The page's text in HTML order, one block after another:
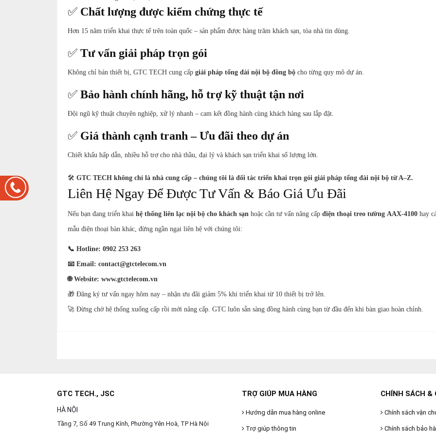
✅ Chất lượng được kiểm chứng thực tế
Hơn 15 năm triển khai thực tế trên toàn quốc – sản phẩm được hàng trăm khách sạn, tòa nhà tin dùng.
✅ Tư vấn giải pháp trọn gói
Không chỉ bán thiết bị, GTC TECH cung cấp giải pháp tổng đài nội bộ đồng bộ cho từng quy mô dự án.
✅ Bảo hành chính hãng, hỗ trợ kỹ thuật tận nơi
Đội ngũ kỹ thuật chuyên nghiệp, xử lý nhanh – cam kết đồng hành cùng khách hàng sau lắp đặt.
✅ Giá thành cạnh tranh – Ưu đãi theo dự án
Chiết khấu hấp dẫn, nhiều hỗ trợ cho nhà thầu, đại lý và khách sạn triển khai số lượng lớn.
🛠️ GTC TECH không chỉ là nhà cung cấp – chúng tôi là đối tác triển khai trọn gói giải pháp tổng đài nội bộ từ A–Z.
Liên Hệ Ngay Để Được Tư Vấn & Báo Giá Ưu Đãi
Nếu bạn đang triển khai hệ thống liên lạc nội bộ cho khách sạn hoặc cần tư vấn nâng cấp điện thoại treo tường AAX-4100 hay
mẫu điện thoại bàn khác, đừng ngần ngại liên hệ với chúng tôi:
📞 Hotline: 0902 253 263
📧 Email: contact@gtctelecom.vn
🌐 Website: www.gtctelecom.vn
🎁 Đăng ký tư vấn ngay hôm nay – nhận ưu đãi giảm 5% khi triển khai từ 10 thiết bị trở lên.
🚀 Đừng chờ hệ thống xuống cấp rồi mới nâng cấp. GTC luôn sẵn sàng đồng hành cùng bạn từ đầu đến khi bàn giao hoàn chỉnh.
GTC TECH., JSC
HÀ NỘI
Tầng 7, Số 49 Trung Kính, Phường Yên Hoà, TP Hà Nội
TRỢ GIÚP MUA HÀNG
Hướng dẫn mua hàng online
Trợ giúp thông tin
CHÍNH SÁCH &
Chính sách vận
Chính sách bảo